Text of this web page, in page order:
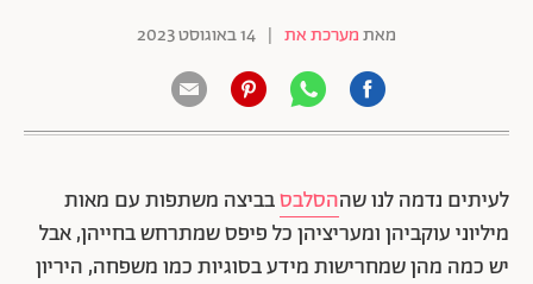
מאתמערכת את | 14 באוגוסט 2023
לעיתים נדמה לנו שההסלבסבביצה משתפות עם מאות
מיליוני עוקביהן ומעריציהן כל פיפס שמתרחש בחייהן, אבל
יש כמה מהן שמחרישות מידע בסוגיות כמו משפחה,היריון